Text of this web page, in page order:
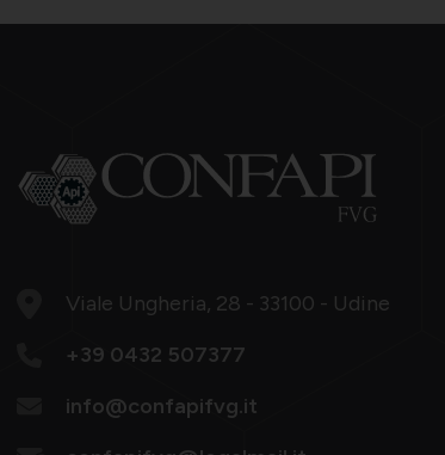
Viale Ungheria, 28 - 33100 - Udine
+39 0432 507377
info@confapifvg.it